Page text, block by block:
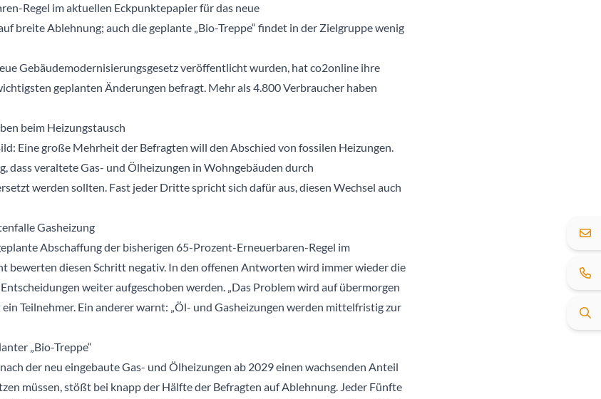
Regel im aktuellen Eckpunktepapier für das neue
breite Ablehnung; auch die geplante „Bio-Treppe“ findet in der Zielgruppe wenig
Gebäudemodernisierungsgesetz veröffentlicht wurden, hat co2online ihre
geplanten Änderungen befragt. Mehr als 4.800 Verbraucher haben
beim Heizungstausch
Eine große Mehrheit der Befragten will den Abschied von fossilen Heizungen.
dass veraltete Gas- und Ölheizungen in Wohngebäuden durch
werden sollten. Fast jeder Dritte spricht sich dafür aus, diesen Wechsel auch
Gasheizung
Abschaffung der bisherigen 65-Prozent-Erneuerbaren-Regel im
bewerten diesen Schritt negativ. In den offenen Antworten wird immer wieder die
weiter aufgeschoben werden. „Das Problem wird auf übermorgen
Teilnehmer. Ein anderer warnt: „Öl- und Gasheizungen werden mittelfristig zur
„Bio-Treppe“
der neu eingebaute Gas- und Ölheizungen ab 2029 einen wachsenden Anteil
müssen, stößt bei knapp der Hälfte der Befragten auf Ablehnung. Jeder Fünfte